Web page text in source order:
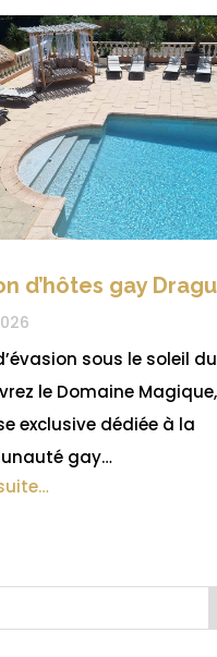
d’hôtes gay
sous le soleil
le Domaine
exclusive dédiée à la
gay…